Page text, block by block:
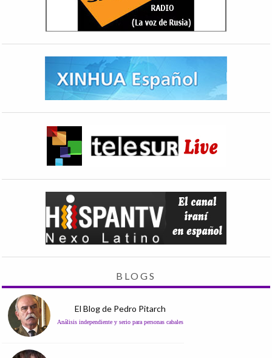
BLOGS
El Blog de Pedro Pitarch
Análisis independiente y serio para personas cabales